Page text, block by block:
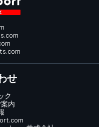
せ
ク
内